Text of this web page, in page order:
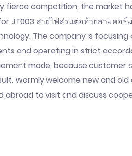
fierce competition, the market
JT003 สายไฟส่วนต่อท้ายสามคอร์
The company is focusing
and operating in strict
mode, because customer
Warmly welcome new and
abroad to visit and discuss